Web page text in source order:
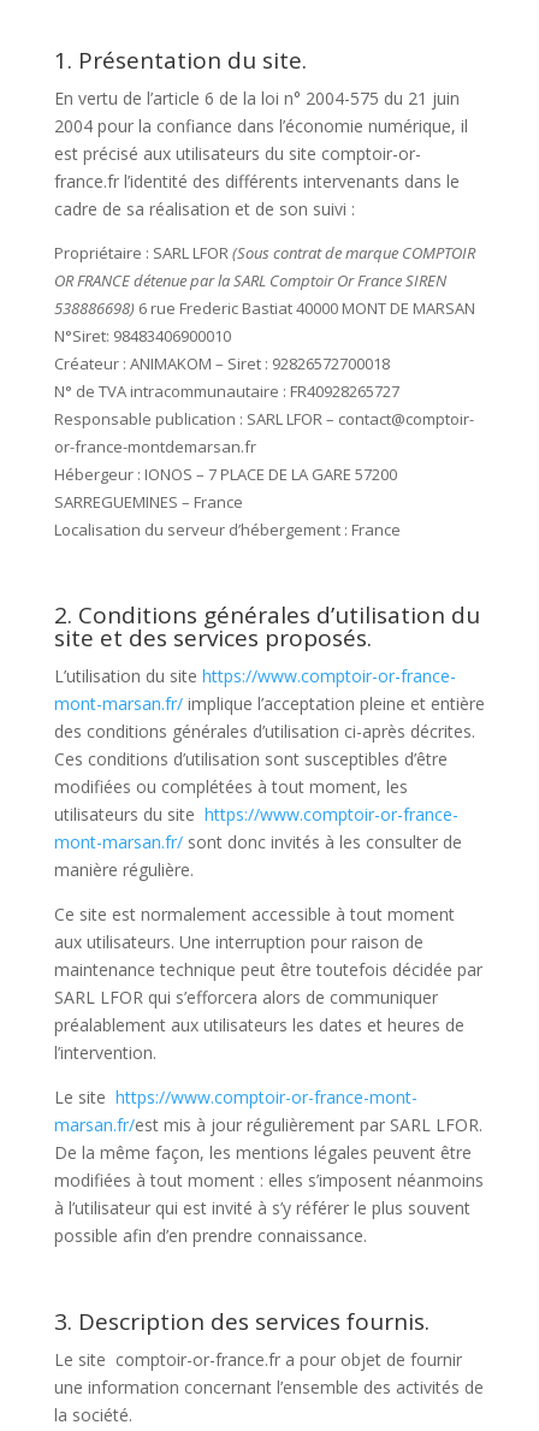
1. Présentation du site.
En vertu de l’article 6 de la loi n° 2004-575 du 21 juin
2004 pour la confiance dans l’économie numérique, il
est précisé aux utilisateurs du site comptoir-or-
france.fr l’identité des différents intervenants dans le
cadre de sa réalisation et de son suivi :
Propriétaire : SARL LFOR(Sous contrat de marque COMPTOIR
OR FRANCE détenue par la SARL Comptoir Or France SIREN
538886698) 6 rue Frederic Bastiat 40000 MONT DE MARSAN
N°Siret: 98483406900010
Créateur : ANIMAKOM – Siret : 92826572700018
N° de TVA intracommunautaire : FR40928265727
Responsable publication : SARL LFOR – contact@comptoir-
or-france-montdemarsan.fr
Hébergeur : IONOS – 7 PLACE DE LA GARE 57200
SARREGUEMINES – France
Localisation du serveur d’hébergement : France
2. Conditions générales d’utilisation du
site et des services proposés.
L’utilisation du site https://www.comptoir-or-france-
mont-marsan.fr/implique l’acceptation pleine et entière
des conditions générales d’utilisation ci-après décrites.
Ces conditions d’utilisation sont susceptibles d’être
modifiées ou complétées à tout moment, les
utilisateurs du site https://www.comptoir-or-france-
mont-marsan.fr/sont donc invités à les consulter de
manière régulière.
Ce site est normalement accessible à tout moment
aux utilisateurs. Une interruption pour raison de
maintenance technique peut être toutefois décidée par
SARL LFOR qui s’efforcera alors de communiquer
préalablement aux utilisateurs les dates et heures de
l’intervention.
Le site https://www.comptoir-or-france-mont-
marsan.fr/est mis à jour régulièrement par SARL LFOR.
De la même façon, les mentions légales peuvent être
modifiées à tout moment : elles s’imposent néanmoins
à l’utilisateur qui est invité à s’y référer le plus souvent
possible afin d’en prendre connaissance.
3. Description des services fournis.
Le site comptoir-or-france.fr a pour objet de fournir
une information concernant l’ensemble des activités de
la société.